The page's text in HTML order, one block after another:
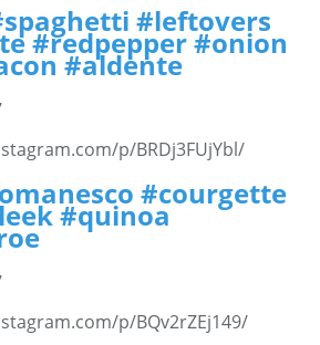
#leftovers
#redpepper #onion
#aldente
p/BRDj3FUjYbl/
#courgette
#quinoa
p/BQv2rZEj149/